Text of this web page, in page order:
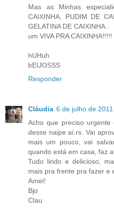
Mas as Minhas
CAIXINHA, PUDIM DE
GELATINA DE CAIXINHA..
um VIVA PRA CAIXINHA!!!!!
hUHuh
bEIJOSSS
Responder
Cláudia 6 de julho de
Acho que preciso
desse naipe aí.rs. Vai
mais um pouco, vai
quando está em casa, faz
Tudo lindo e delicioso,
mais pra frente pra fazer e
Amei!
Bjo
Clau